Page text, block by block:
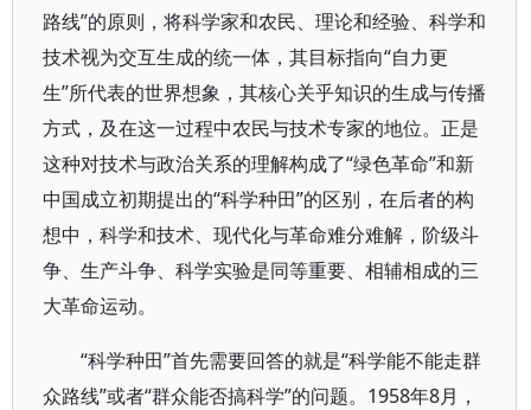
路线”的原则，将科学家和农民、理论和经验、科学和
技术视为交互生成的统一体，其目标指向“自力更
生”所代表的世界想象，其核心关乎知识的生成与传播
方式，及在这一过程中农民与技术专家的地位。正是
这种对技术与政治关系的理解构成了“绿色革命”和新
中国成立初期提出的“科学种田”的区别，在后者的构
想中，科学和技术、现代化与革命难分难解，阶级斗
争、生产斗争、科学实验是同等重要、相辅相成的三
大革命运动。
“科学种田”首先需要回答的就是“科学能不能走群
众路线”或者“群众能否搞科学”的问题。1958年8月，